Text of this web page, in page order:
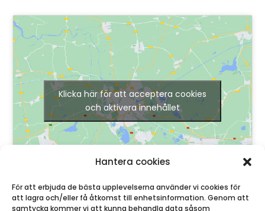
Hantera cookies
För att erbjuda de bästa upplevelserna använder vi cookies för
att lagra och/eller få åtkomst till enhetsinformation. Genom att
samtycka kommer vi att kunna behandla data såsom
Klicka här för att acceptera cookies
och aktivera innehållet